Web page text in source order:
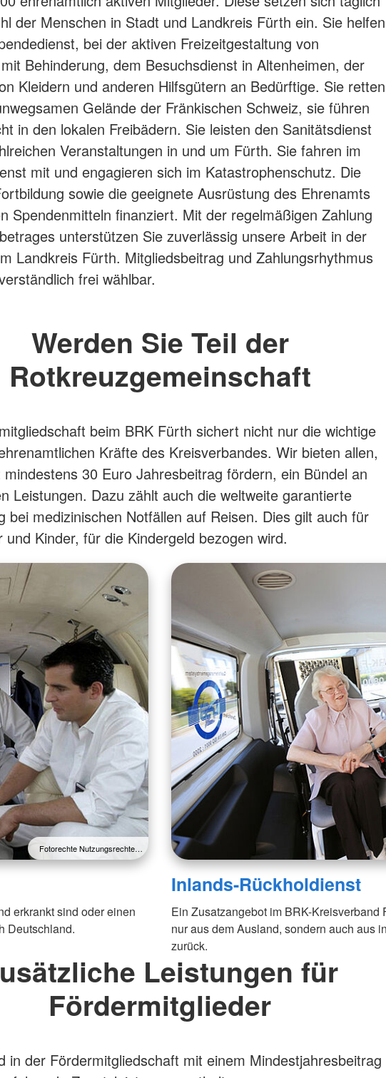
der Menschen in Stadt und Landkreis Fürth ein. Sie helfen
bei der aktiven Freizeitgestaltung von
Behinderung, dem Besuchsdienst in Altenheimen, der
Kleidern und anderen Hilfsgütern an Bedürftige. Sie retten
Gelände der Fränkischen Schweiz, sie führen
in den lokalen Freibädern. Sie leisten den Sanitätsdienst
Veranstaltungen in und um Fürth. Sie fahren im
mit und engagieren sich im Katastrophenschutz. Die
sowie die geeignete Ausrüstung des Ehrenamts
Spendenmitteln finanziert. Mit der regelmäßigen Zahlung
unterstützen Sie zuverlässig unsere Arbeit in der
Landkreis Fürth. Mitgliedsbeitrag und Zahlungsrhythmus
frei wählbar.
Werden Sie Teil der
Rotkreuzgemeinschaft
beim BRK Fürth sichert nicht nur die wichtige
Kräfte des Kreisverbandes. Wir bieten allen,
30 Euro Jahresbeitrag fördern, ein Bündel an
Leistungen. Dazu zählt auch die weltweite garantierte
bei medizinischen Notfällen auf Reisen. Dies gilt auch für
und Kinder, für die Kindergeld bezogen wird.
Fotorechte Nutzungsrechte…
erkrankt sind oder einen
Deutschland.
Inlands-Rückholdienst
Ein Zusatzangebot im BRK-
nur aus dem Ausland, sondern auch aus
zurück.
Leistungen für
Fördermitglieder
in der Fördermitgliedschaft mit einem Mindestjahresbeitrag